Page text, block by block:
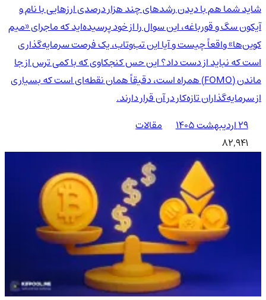
شاید شما هم با دیدن رشدهای چند هزار درصدی ارزهایی با نام و
آیکون سگ و قورباغه، این سوال را از خود پرسیده‌اید که ماجرای «میم
کوین‌ها» واقعاً چیست و آیا این تب‌وتاب، یک فرصت سرمایه‌گذاری
است که نباید از دست داد؟ این حس کنجکاوی که با کمی ترس از جا
ماندن (FOMO) همراه است، دقیقاً همان نقطه‌ای است که بسیاری
از سرمایه‌گذاران تازه‌کار در آن قرار دارند.
۲۹ اردیبهشت ۱۴۰۵
مقالات
82,941